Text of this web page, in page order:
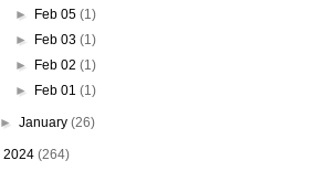
►
Feb 05(1)
►
Feb 03(1)
►
Feb 02(1)
►
Feb 01(1)
► January (26)
2024 (264)